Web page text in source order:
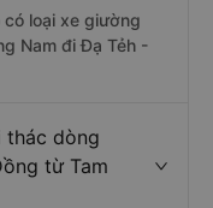
có loại xe giường
Nam đi Đạ Tẻh -
thác dòng
từ Tam